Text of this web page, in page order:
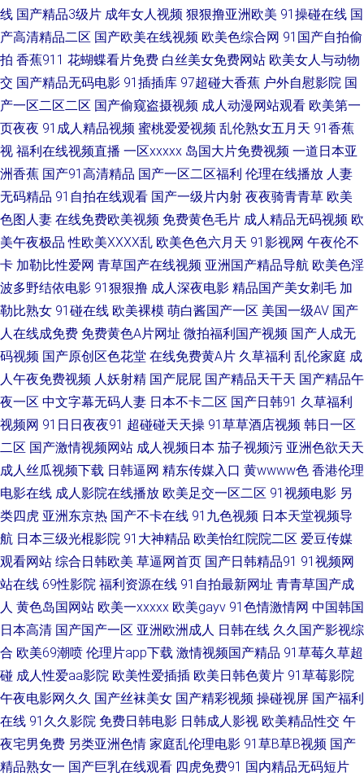
偷拍 91网页在线版 久久大香蕉99 少妇在线导航社区 影音先锋三级 福利姬
51 人人草人人 午夜草比 伊人成人小视频 福利微拍陈可心 久久精品国产男包
午夜伦理中文 香蕉网伊人 久久综合av 欧美色综合网 人人艹人 婷婷五月天成
人色 91免费在线看 国产午夜福利观看 欧美一级二级 91精品视频在线 伊人久
久狼人 日韩新片www 天天操天天碰 A片免费网址 国产观看 岛国免费在线观
看 超碰99热香蕉 91黄页视频 亚洲综合另类 五月婷婷国产熟女 亚洲男人手机
天堂 午夜导航 日韩性爱自拍 日本婷婷com 欧美在线撸视频 欧美淫色网 欧美
色情 国产tv精品 豆花91 91中文字幕 97视频色色 91次元网站 尤物视频官网
亚洲色色 91社精品 深夜激情在线观看 欧美色女影院 亚洲色图传媒 亚洲丝袜
91视频 午夜福利91av 欧美乱日 国产综合色网 成人区人妻视频 成人在线超碰
91探花精品偷拍 性交14p 日本人人插 欧美一卡二卡 美女免费αV 黄色视屏网
站 大香蕉午夜福利 久草社区视频 久草资源网站 国产色片影音先锋 操碰无码
日本成人中文 丰满少妇中文字幕 久久精品久久波多 久久爱导航 午夜影院黄
色的 91操鸡 91草碰 婷婷依依五月天 亚洲色图动漫 av福利快播 久久激情六
月天 四区五区福利导航 伊人加勒比综合 性爱探花 91在线网 激情在线网 欧
美日韩国产有线 亚洲综合日韩在线 www青青艹 日韩h片网站 日本丰满少妇
91视频播放地址 肏屄导航 另类av性爱 在线观看美女福利 超碰人人噪 黄色性
情网站 美女抠逼视频网站 草逼视频网 日韩欧美黄黄色 一级性愛tV 五月香蕉
线 国产精品3级片 成年女人视频 狠狠撸亚洲欧美 91操碰在线 国
产高清精品二区 国产欧美在线视频 欧美色综合网 91国产自拍偷
拍 香蕉911 花蝴蝶看片免费 白丝美女免费网站 欧美女人与动物
交 国产精品无码电影 91插插库 97超碰大香蕉 户外自慰影院 国
产一区二区二区 国产偷窥盗摄视频 成人动漫网站观看 欧美第一
页夜夜 91成人精品视频 蜜桃爱爱视频 乱伦熟女五月天 91香蕉
视 福利在线视频直播 一区xxxxx 岛国大片免费视频 一道日本亚
洲香蕉 国产91高清精品 国产一区二区福利 伦理在线播放 人妻
无码精品 91自拍在线观看 国产一级片内射 夜夜骑青青草 欧美
色图人妻 在线免费欧美视频 免费黄色毛片 成人精品无码视频 欧
美午夜极品 性欧美ⅩⅩⅩⅩ乱 欧美色色六月天 91影视网 午夜伦不
卡 加勒比性爱网 青草国产在线视频 亚洲国产精品导航 欧美色淫
波多野结依电影 91狠狠撸 成人深夜电影 精品国产美女剃毛 加
勒比熟女 91碰在线 欧美裸模 萌白酱国产一区 美国一级AV 国产
人在线成免费 免费黄色A片网址 微拍福利国产视频 国产人成无
码视频 国产原创区色花堂 在线免费黄A片 久草福利 乱伦家庭 成
人午夜免费视频 人妖射精 国产屁屁 国产精品天干天 国产精品午
夜一区 中文字幕无码人妻 日本不卡二区 国产日韩91 久草福利
视频网 91日日夜夜91 超碰碰天天操 91草草酒店视频 韩日一区
二区 国产激情视频网站 成人视频日本 茄子视频污 亚洲色欲天天
成人丝瓜视频下载 日韩逼网 精东传媒入口 黄wwww色 香港伦理
电影在线 成人影院在线播放 欧美足交一区二区 91视频电影 另
类四虎 亚洲东京热 国产不卡在线 91九色视频 日本天堂视频导
航 日本三级光棍影院 91大神精品 欧美怡红院院二区 爱豆传媒
观看网站 综合日韩欧美 草逼网首页 国产日韩精品91 91视频网
站在线 69性影院 福利资源在线 91自拍最新网址 青青草国产成
人 黄色岛国网站 欧美一xxxxx 欧美gayv 91色情激情网 中国韩国
日本高清 国产国产一区 亚洲欧洲成人 日韩在线 久久国产影视综
合 欧美69潮喷 伦理片app下载 激情视频国产精品 91草莓久草超
碰 成人性爱aa影院 欧美性爱插插 欧美日韩色黄片 91草莓影院
午夜电影网久久 国产丝袜美女 国产精彩视频 操碰视屏 国产福利
在线 91久久影院 免费日韩电影 日韩成人影视 欧美精品性交 午
夜宅男免费 另类亚洲色情 家庭乱伦理电影 91草B草B视频 国产
精品熟女一 国产巨乳在线观看 四虎免费91 国内精品无码短片